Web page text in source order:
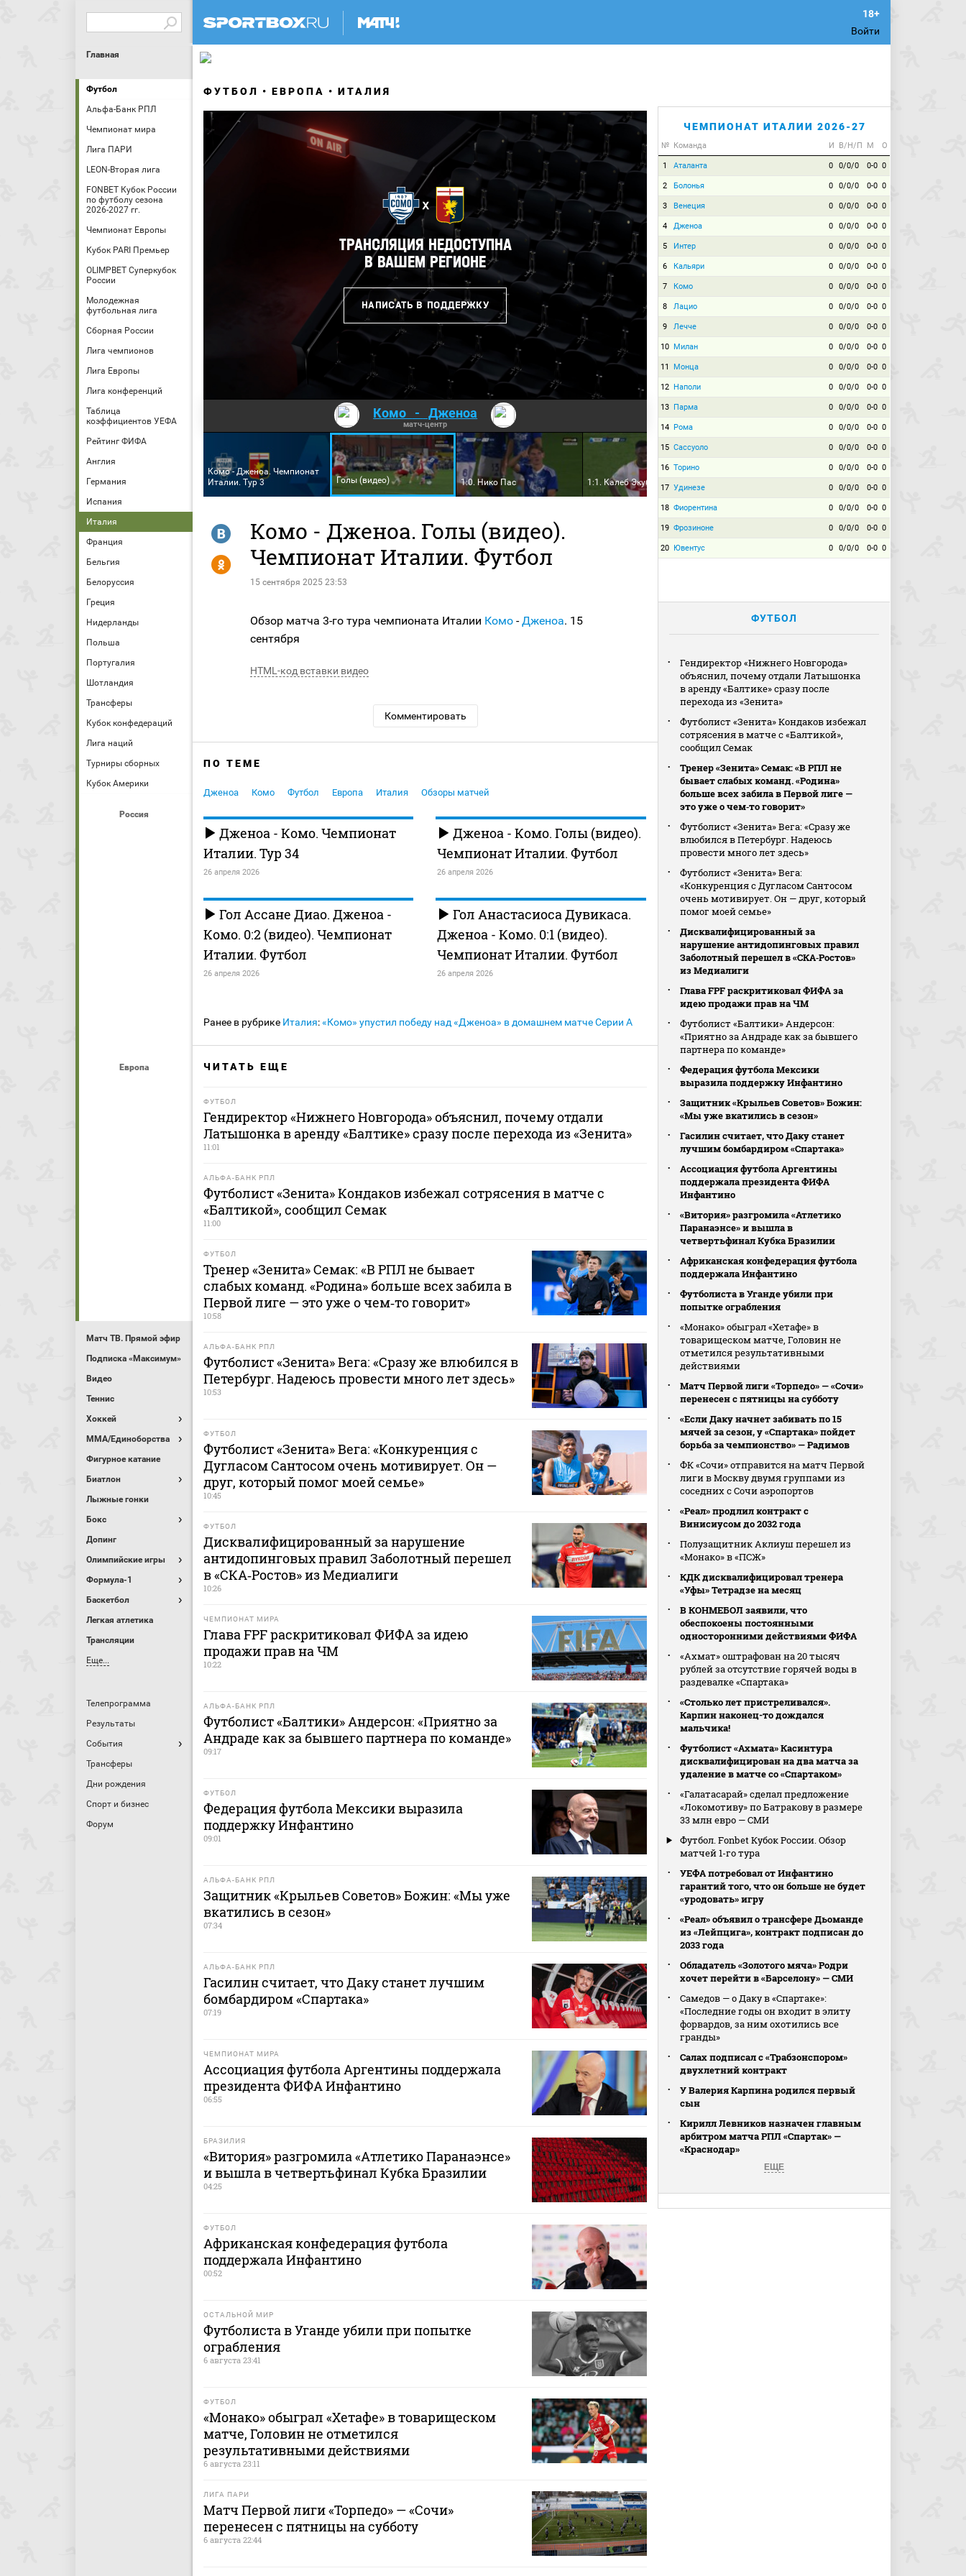
Войти
Главная
Футбол
Альфа-Банк РПЛ
Чемпионат мира
Лига ПАРИ
LEON-Вторая лига
FONBET Кубок России
по футболу сезона
2026-2027 гг.
Чемпионат Европы
Кубок PARI Премьер
OLIMPBET Суперкубок
России
Молодежная
футбольная лига
Сборная России
Лига чемпионов
Лига Европы
Лига конференций
Таблица
коэффициентов УЕФА
Рейтинг ФИФА
Англия
Германия
Испания
Италия
Франция
Бельгия
Белоруссия
Греция
Нидерланды
Польша
Португалия
Шотландия
Трансферы
Кубок конфедераций
Лига наций
Турниры сборных
Кубок Америки
Россия
Европа
Матч ТВ. Прямой эфир
Подписка «Максимум»
Видео
Теннис
Хоккей
MMA/Единоборства
Фигурное катание
Биатлон
Лыжные гонки
Бокс
Допинг
Олимпийские игры
Формула-1
Баскетбол
Легкая атлетика
Трансляции
Еще...
Телепрограмма
Результаты
События
Трансферы
Дни рождения
Спорт и бизнес
Форум
ФУТБОЛ ЕВРОПА ИТАЛИЯ
Комо - Дженоа
матч-центр
Комо - Дженоа. Чемпионат
Италии. Тур 3
Голы (видео) 1:0. Нико Пас 1:1. Калеб Экубан
Комо - Дженоа. Голы (видео).
Чемпионат Италии. Футбол
15 сентября 2025 23:53
R
Y
Обзор матча 3-го тура чемпионата Италии Комо -Дженоа. 15
сентября
HTML-код вставки видео
Комментировать
ПО ТЕМЕ
Дженоа Комо Футбол Европа Италия Обзоры матчей
Дженоа - Комо. Чемпионат
Италии. Тур 34
26 апреля 2026
Дженоа - Комо. Голы (видео).
Чемпионат Италии. Футбол
26 апреля 2026
Гол Ассане Диао. Дженоа -
Комо. 0:2 (видео). Чемпионат
Италии. Футбол
26 апреля 2026
Гол Анастасиоса Дувикаса.
Дженоа - Комо. 0:1 (видео).
Чемпионат Италии. Футбол
26 апреля 2026
Ранее в рубрике Италия:«Комо» упустил победу над «Дженоа» в домашнем матче Серии А
ЧИТАТЬ ЕЩЕ
ФУТБОЛ
Гендиректор «Нижнего Новгорода» объяснил, почему отдали
Латышонка в аренду «Балтике» сразу после перехода из «Зенита»
11:01
АЛЬФА-БАНК РПЛ
Футболист «Зенита» Кондаков избежал сотрясения в матче с
«Балтикой», сообщил Семак
11:00
ФУТБОЛ
Тренер «Зенита» Семак: «В РПЛ не бывает
слабых команд. «Родина» больше всех забила в
Первой лиге — это уже о чем‑то говорит»
10:58
АЛЬФА-БАНК РПЛ
Футболист «Зенита» Вега: «Сразу же влюбился в
Петербург. Надеюсь провести много лет здесь»
10:53
ФУТБОЛ
Футболист «Зенита» Вега: «Конкуренция с
Дугласом Сантосом очень мотивирует. Он —
друг, который помог моей семье»
10:45
ФУТБОЛ
Дисквалифицированный за нарушение
антидопинговых правил Заболотный перешел
в «СКА‑Ростов» из Медиалиги
10:26
ЧЕМПИОНАТ МИРА
Глава FPF раскритиковал ФИФА за идею
продажи прав на ЧМ
10:22
АЛЬФА-БАНК РПЛ
Футболист «Балтики» Андерсон: «Приятно за
Андраде как за бывшего партнера по команде»
09:17
ФУТБОЛ
Федерация футбола Мексики выразила
поддержку Инфантино
09:01
АЛЬФА-БАНК РПЛ
Защитник «Крыльев Советов» Божин: «Мы уже
вкатились в сезон»
07:34
АЛЬФА-БАНК РПЛ
Гасилин считает, что Даку станет лучшим
бомбардиром «Спартака»
07:19
ЧЕМПИОНАТ МИРА
Ассоциация футбола Аргентины поддержала
президента ФИФА Инфантино
06:55
БРАЗИЛИЯ
«Витория» разгромила «Атлетико Паранаэнсе»
и вышла в четвертьфинал Кубка Бразилии
04:25
ФУТБОЛ
Африканская конфедерация футбола
поддержала Инфантино
00:52
ОСТАЛЬНОЙ МИР
Футболиста в Уганде убили при попытке
ограбления
6 августа 23:41
ФУТБОЛ
«Монако» обыграл «Хетафе» в товарищеском
матче, Головин не отметился
результативными действиями
6 августа 23:11
ЛИГА ПАРИ
Матч Первой лиги «Торпедо» — «Сочи»
перенесен с пятницы на субботу
6 августа 22:44
ЧЕМПИОНАТ ИТАЛИИ 2026-27
№ Команда И В/Н/П М О
1 Аталанта 0 0/0/0 0-0 0
2 Болонья 0 0/0/0 0-0 0
3 Венеция 0 0/0/0 0-0 0
4 Дженоа 0 0/0/0 0-0 0
5 Интер 0 0/0/0 0-0 0
6 Кальяри 0 0/0/0 0-0 0
7 Комо 0 0/0/0 0-0 0
8 Лацио 0 0/0/0 0-0 0
9 Лечче 0 0/0/0 0-0 0
10 Милан 0 0/0/0 0-0 0
11 Монца 0 0/0/0 0-0 0
12 Наполи 0 0/0/0 0-0 0
13 Парма 0 0/0/0 0-0 0
14 Рома 0 0/0/0 0-0 0
15 Сассуоло 0 0/0/0 0-0 0
16 Торино 0 0/0/0 0-0 0
17 Удинезе 0 0/0/0 0-0 0
18 Фиорентина 0 0/0/0 0-0 0
19 Фрозиноне 0 0/0/0 0-0 0
20 Ювентус 0 0/0/0 0-0 0
ФУТБОЛ
Гендиректор «Нижнего Новгорода»
объяснил, почему отдали Латышонка
в аренду «Балтике» сразу после
перехода из «Зенита»
Футболист «Зенита» Кондаков избежал
сотрясения в матче с «Балтикой»,
сообщил Семак
Тренер «Зенита» Семак: «В РПЛ не
бывает слабых команд. «Родина»
больше всех забила в Первой лиге —
это уже о чем‑то говорит»
Футболист «Зенита» Вега: «Сразу же
влюбился в Петербург. Надеюсь
провести много лет здесь»
Футболист «Зенита» Вега:
«Конкуренция с Дугласом Сантосом
очень мотивирует. Он — друг, который
помог моей семье»
Дисквалифицированный за
нарушение антидопинговых правил
Заболотный перешел в «СКА‑Ростов»
из Медиалиги
Глава FPF раскритиковал ФИФА за
идею продажи прав на ЧМ
Футболист «Балтики» Андерсон:
«Приятно за Андраде как за бывшего
партнера по команде»
Федерация футбола Мексики
выразила поддержку Инфантино
Защитник «Крыльев Советов» Божин:
«Мы уже вкатились в сезон»
Гасилин считает, что Даку станет
лучшим бомбардиром «Спартака»
Ассоциация футбола Аргентины
поддержала президента ФИФА
Инфантино
«Витория» разгромила «Атлетико
Паранаэнсе» и вышла в
четвертьфинал Кубка Бразилии
Африканская конфедерация футбола
поддержала Инфантино
Футболиста в Уганде убили при
попытке ограбления
«Монако» обыграл «Хетафе» в
товарищеском матче, Головин не
отметился результативными
действиями
Матч Первой лиги «Торпедо» — «Сочи»
перенесен с пятницы на субботу
«Если Даку начнет забивать по 15
мячей за сезон, у «Спартака» пойдет
борьба за чемпионство» — Радимов
ФК «Сочи» отправится на матч Первой
лиги в Москву двумя группами из
соседних с Сочи аэропортов
«Реал» продлил контракт с
Винисиусом до 2032 года
Полузащитник Аклиуш перешел из
«Монако» в «ПСЖ»
КДК дисквалифицировал тренера
«Уфы» Тетрадзе на месяц
В КОНМЕБОЛ заявили, что
обеспокоены постоянными
односторонними действиями ФИФА
«Ахмат» оштрафован на 20 тысяч
рублей за отсутствие горячей воды в
раздевалке «Спартака»
«Столько лет пристреливался».
Карпин наконец-то дождался
мальчика!
Футболист «Ахмата» Касинтура
дисквалифицирован на два матча за
удаление в матче со «Спартаком»
«Галатасарай» сделал предложение
«Локомотиву» по Батракову в размере
33 млн евро — СМИ
Футбол. Fonbet Кубок России. Обзор
матчей 1-го тура
УЕФА потребовал от Инфантино
гарантий того, что он больше не будет
«уродовать» игру
«Реал» объявил о трансфере Дьоманде
из «Лейпцига», контракт подписан до
2033 года
Обладатель «Золотого мяча» Родри
хочет перейти в «Барселону» — СМИ
Самедов — о Даку в «Спартаке»:
«Последние годы он входит в элиту
форвардов, за ним охотились все
гранды»
Салах подписал с «Трабзонспором»
двухлетний контракт
У Валерия Карпина родился первый
сын
Кирилл Левников назначен главным
арбитром матча РПЛ «Спартак» —
«Краснодар»
ЕЩЕ